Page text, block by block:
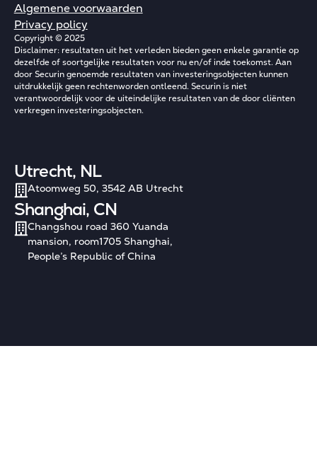
Algemene voorwaarden
Privacy policy
Copyright © 2025
Disclaimer: resultaten uit het verleden bieden geen enkele garantie op
dezelfde of soortgelijke resultaten voor nu en/of inde toekomst. Aan
door Securin genoemde resultaten van investeringsobjecten kunnen
uitdrukkelijk geen rechtenworden ontleend. Securin is niet
verantwoordelijk voor de uiteindelijke resultaten van de door cliënten
verkregen investeringsobjecten.
Utrecht, NL
Atoomweg 50, 3542 AB Utrecht
Shanghai, CN
Changshou road 360 Yuanda
mansion, room1705 Shanghai,
People’s Republic of China